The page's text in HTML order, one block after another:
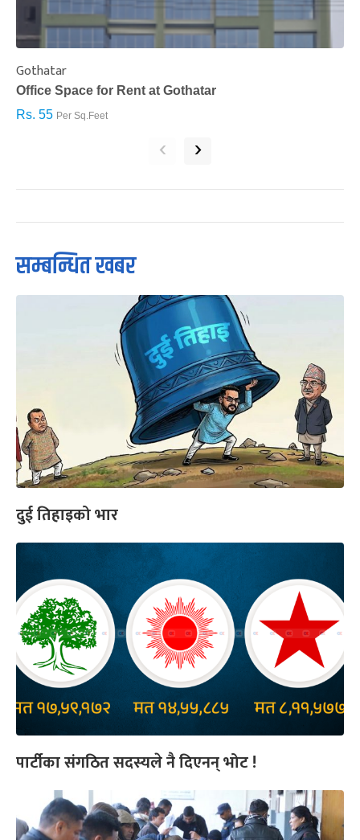
Gothatar
Office Space for Rent at Gothatar
Rs. 55 Per Sq.Feet
‹ ›
सम्बन्धित खबर
दुई तिहाइको भार
पार्टीका संगठित सदस्यले नै दिएनन् भोट !